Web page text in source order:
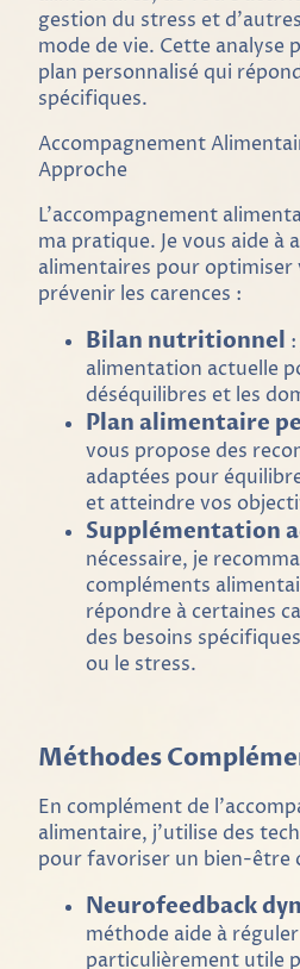
gestion du stress et
mode de vie. Cette analyse
plan personnalisé qui
spécifiques.
Accompagnement
Approche
L'accompagnement
ma pratique. Je vous aide à
alimentaires pour
prévenir les carences :
Bilan nutritionnel
alimentation actuelle
déséquilibres et les
Plan alimentaire
vous propose des
adaptées pour
et atteindre vos
Supplémentation
nécessaire, je
compléments
répondre à certaines
des besoins
ou le stress.
Méthodes
En complément de
alimentaire, j'utilise des
pour favoriser un bien-être
Neurofeedback
méthode aide à
particulièrement utile